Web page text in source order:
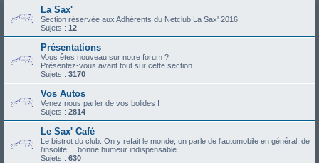
La Sax'
Section réservée aux Adhérents du Netclub La Sax' 2016.
Sujets : 12
Présentations
Vous êtes nouveau sur notre forum ?
Présentez-vous avant tout sur cette section.
Sujets : 3170
Vos Autos
Venez nous parler de vos bolides !
Sujets : 2814
Le Sax' Café
Le bistrot du club. On y refait le monde, on parle de l'automobile en général, de
l'insolite ... bonne humeur indispensable.
Sujets : 630